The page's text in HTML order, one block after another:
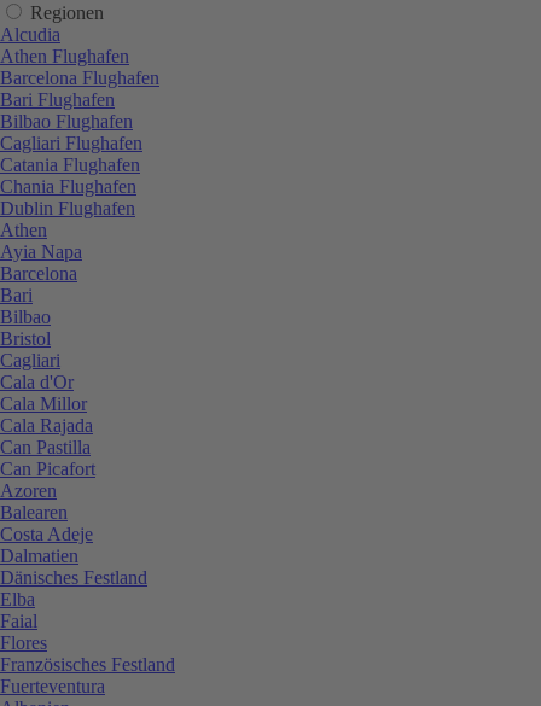
Regionen
Alcudia
Athen Flughafen
Barcelona Flughafen
Bari Flughafen
Bilbao Flughafen
Cagliari Flughafen
Catania Flughafen
Chania Flughafen
Dublin Flughafen
Athen
Ayia Napa
Barcelona
Bari
Bilbao
Bristol
Cagliari
Cala d'Or
Cala Millor
Cala Rajada
Can Pastilla
Can Picafort
Azoren
Balearen
Costa Adeje
Dalmatien
Dänisches Festland
Elba
Faial
Flores
Französisches Festland
Fuerteventura